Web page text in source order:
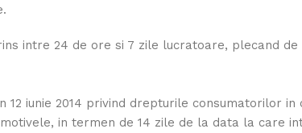
intre 24 de ore si 7 zile lucratoare, plecand
12 iunie 2014 privind drepturile consumatorilor
in termen de 14 zile de la data la care